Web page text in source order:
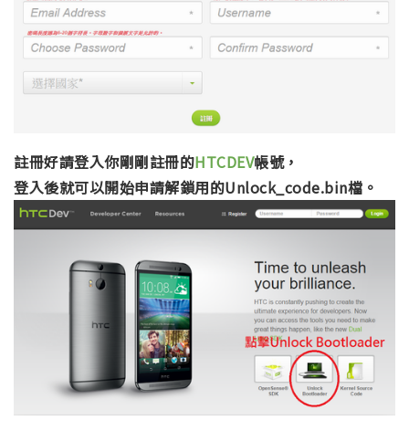
註冊好請登入你剛剛註冊的HTCDEV帳號，
登入後就可以開始申請解鎖用的Unlock_code.bin檔。